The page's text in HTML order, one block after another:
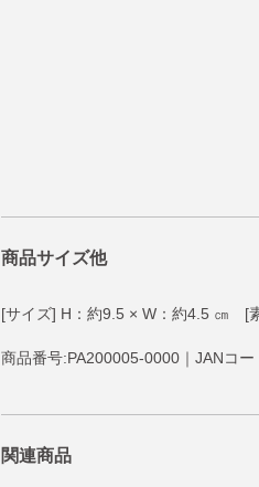
商品サイズ他
[サイズ] H：約9.5 × W：約4.5 ㎝ [
商品番号:PA200005-0000｜JANコ
関連商品